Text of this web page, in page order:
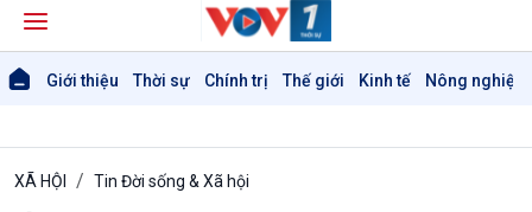
Giới thiệu Thời sự Chính trị Thế giới Kinh tế Nông nghiệp
XÃ HỘI Tin Đời sống & Xã hội